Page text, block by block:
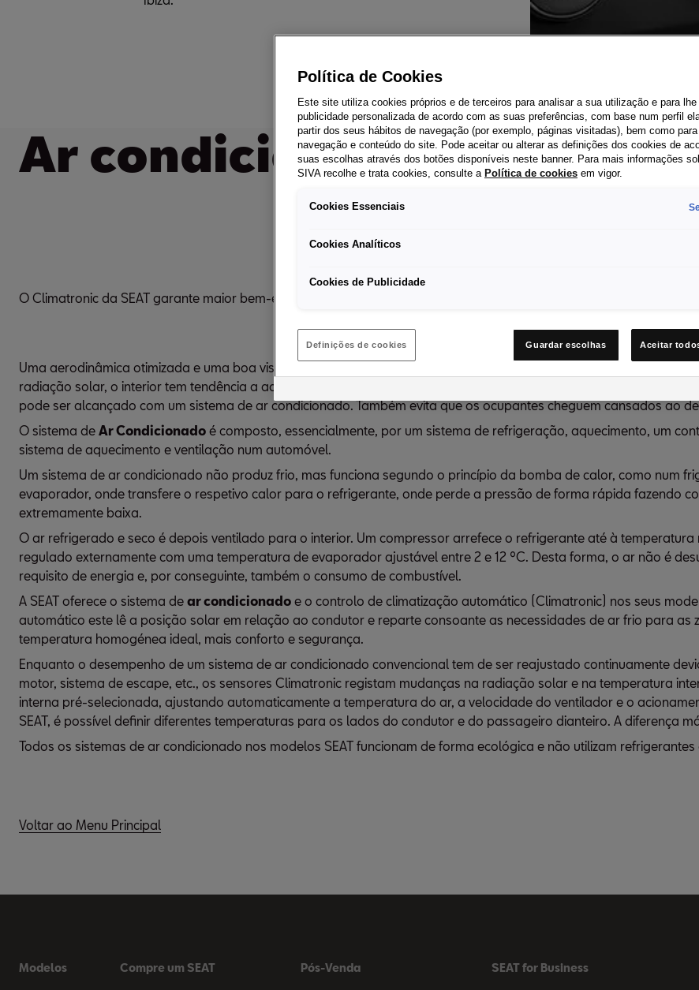
Ar condicionado
O Climatronic da SEAT garante maior bem-estar, conforto e segurança aos ocupantes.
Uma aerodinâmica otimizada e uma boa visibilidade em todos os ângulos requerem superfícies em vidro amplas e
radiação solar, o interior tem tendência a aquecer, pelo que é necessário o máximo de ar fresco possível. Um
pode ser alcançado com um sistema de ar condicionado. Também evita que os ocupantes cheguem cansados ao
O sistema de Ar Condicionado é composto, essencialmente, por um sistema de refrigeração, aquecimento, um
sistema de aquecimento e ventilação num automóvel.
Um sistema de ar condicionado não produz frio, mas funciona segundo o princípio da bomba de calor, como num
evaporador, onde transfere o respetivo calor para o refrigerante, onde perde a pressão de forma rápida fazendo
extremamente baixa.
O ar refrigerado e seco é depois ventilado para o interior. Um compressor arrefece o refrigerante até à
regulado externamente com uma temperatura de evaporador ajustável entre 2 e 12 ºC. Desta forma, o ar não é
requisito de energia e, por conseguinte, também o consumo de combustível.
A SEAT oferece o sistema de ar condicionado e o controlo de climatização automático (Climatronic) nos seus
automático este lê a posição solar em relação ao condutor e reparte consoante as necessidades de ar frio para as
temperatura homogénea ideal, mais conforto e segurança.
Enquanto o desempenho de um sistema de ar condicionado convencional tem de ser reajustado continuamente
motor, sistema de escape, etc., os sensores Climatronic registam mudanças na radiação solar e na temperatura
interna pré-selecionada, ajustando automaticamente a temperatura do ar, a velocidade do ventilador e o
SEAT, é possível definir diferentes temperaturas para os lados do condutor e do passageiro dianteiro. A diferença
Todos os sistemas de ar condicionado nos modelos SEAT funcionam de forma ecológica e não utilizam
Voltar ao Menu Principal
Modelos Compre um SEAT Pós-Venda SEAT for Business
Política de Cookies
Este site utiliza cookies próprios e de terceiros para analisar a sua utilização e para
publicidade personalizada de acordo com as suas preferências, com base num perfil
partir dos seus hábitos de navegação (por exemplo, páginas visitadas), bem como
navegação e conteúdo do site. Pode aceitar ou alterar as definições dos cookies de
suas escolhas através dos botões disponíveis neste banner. Para mais informações
SIVA recolhe e trata cookies, consulte a Política de cookies em vigor.
Cookies Essenciais
Cookies Analíticos
Cookies de Publicidade
Definições de cookies Guardar escolhas Aceitar